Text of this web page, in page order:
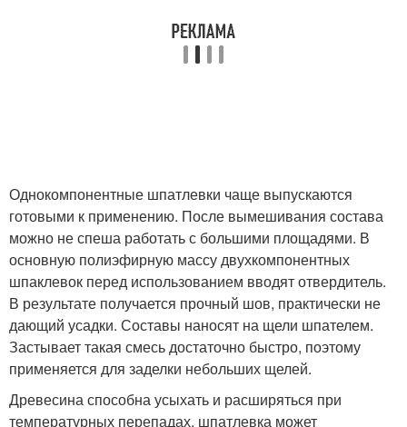
Однокомпонентные шпатлевки чаще выпускаются
готовыми к применению. После вымешивания состава
можно не спеша работать с большими площадями. В
основную полиэфирную массу двухкомпонентных
шпаклевок перед использованием вводят отвердитель.
В результате получается прочный шов, практически не
дающий усадки. Составы наносят на щели шпателем.
Застывает такая смесь достаточно быстро, поэтому
применяется для заделки небольших щелей.
Древесина способна усыхать и расширяться при
температурных перепадах, шпатлевка может